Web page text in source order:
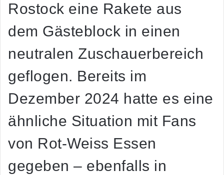
Rostock eine Rakete aus
dem Gästeblock in einen
neutralen Zuschauerbereich
geflogen. Bereits im
Dezember 2024 hatte es eine
ähnliche Situation mit Fans
von Rot-Weiss Essen
gegeben – ebenfalls in